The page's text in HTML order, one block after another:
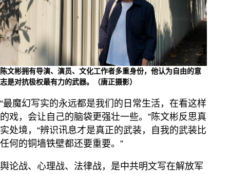
陈文彬拥有导演、演员、文化工作者多重身份，他认为自由的意
志是对抗极权最有力的武器。（唐正摄影）
“最魔幻写实的永远都是我们的日常生活，在看这样
的戏，会让自己的脑袋更强壮一些。”陈文彬反思真
实处境，“辨识讯息才是真正的武装，自我的武装比
任何的铜墙铁壁都还要重要。”
舆论战、心理战、法律战，是中共明文写在解放军